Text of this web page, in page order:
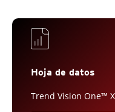
Hoja de datos
Trend Vision One™